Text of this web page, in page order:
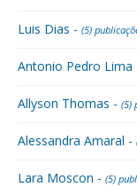
Luis Dias - (5)
Antonio Pedro Lima
Allyson Thomas - (5)
Alessandra Amaral -
Lara Moscon - (5)